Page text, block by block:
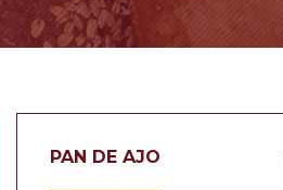
PAN DE AJO